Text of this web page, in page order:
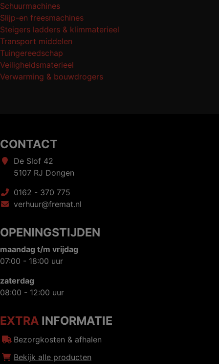
Schuurmachines
Slijp-en freesmachines
Steigers ladders & klimmaterieel
Transport middelen
Tuingereedschap
Veiligheidsmaterieel
Verwarming & bouwdrogers
CONTACT
De Slof 42
5107 RJ Dongen
0162 - 370 775
verhuur@fremat.nl
OPENINGSTIJDEN
maandag t/m vrijdag
07:00 - 18:00 uur
zaterdag
08:00 - 12:00 uur
EXTRA INFORMATIE
Bezorgkosten & afhalen
Bekijk alle producten